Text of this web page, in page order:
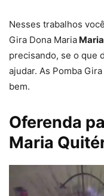
Nesses trabalhos
Gira Dona Maria
precisando, se o que
ajudar. As Pomba
bem.
Oferenda
Maria